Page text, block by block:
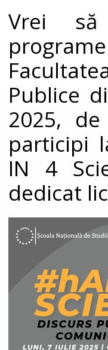
Vrei
Publice
2025,
participi
IN 4
dedicat